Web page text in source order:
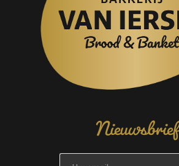
Nieuwsbrief